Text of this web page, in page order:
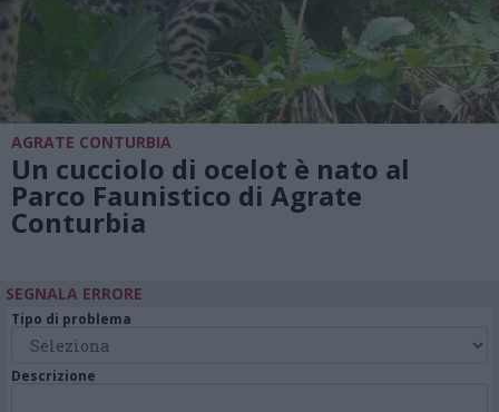
AGRATE CONTURBIA
Un cucciolo di ocelot è nato al
Parco Faunistico di Agrate
Conturbia
SEGNALA ERRORE
Tipo di problema
Descrizione